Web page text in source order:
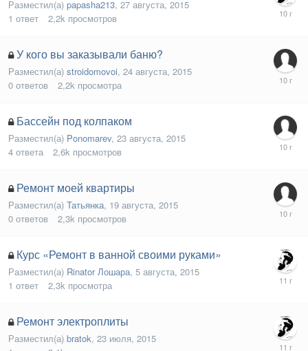
Разместил(а) papasha213, 27 августа, 2015
1 ответ 2,2k просмотров
У кого вы заказывали баню?
Разместил(а) stroidomovoi, 24 августа, 2015
0 ответов 2,2k просмотра
Бассейн под колпаком
Разместил(а) Ponomarev, 23 августа, 2015
4 ответа 2,6k просмотров
Ремонт моей квартиры
Разместил(а) Татьянка, 19 августа, 2015
0 ответов 2,3k просмотров
Курс «Ремонт в ванной своими руками»
Разместил(а) Rinator Лошара, 5 августа, 2015
1 ответ 2,3k просмотра
Ремонт электроплиты
Разместил(а) bratok, 23 июля, 2015